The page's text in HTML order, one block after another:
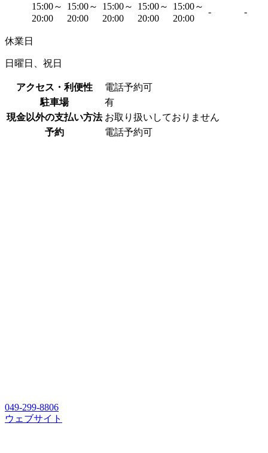
15:00～
20:00
15:00～
20:00
15:00～
20:00
15:00～
20:00
15:00～
20:00
- -
休業日
日曜日、祝日
アクセス・利便性
電話予約可
駐車場
有
現金以外の支払い方法 お取り扱いしておりません
予約
電話予約可
049-299-8806
ウェブサイト